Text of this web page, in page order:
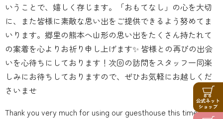
いうことで、嬉しく存じます️。「おもてなし」の心を大切
に、また皆様に素敵な思い出をご提供できるよう努めてま
いります。郷里の熊本へ山形の思い出をたくさん持たれて
の案着を心よりお祈り申し上げます✨ 皆様との再びの出会
いを心待ちにしております！次回の訪問をスタッフ一同楽
しみにお待ちしておりますので、ぜひお気軽にお越しくだ
さいませ
Thank you very much for using our guesthouse this time ✨